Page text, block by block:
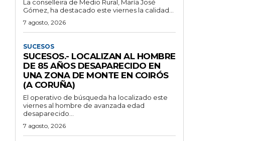
La conselleira de Medio Rural, María José
Gómez, ha destacado este viernes la calidad...
7 agosto, 2026
SUCESOS
SUCESOS.- LOCALIZAN AL HOMBRE
DE 85 AÑOS DESAPARECIDO EN
UNA ZONA DE MONTE EN COIRÓS
(A CORUÑA)
El operativo de búsqueda ha localizado este
viernes al hombre de avanzada edad
desaparecido...
7 agosto, 2026